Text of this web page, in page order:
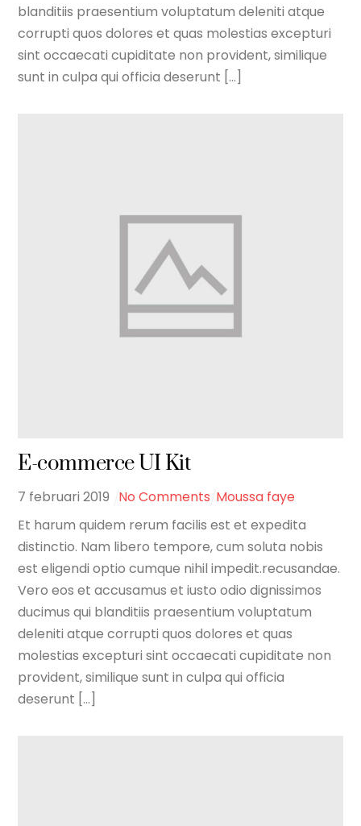
blanditiis praesentium voluptatum deleniti atque
corrupti quos dolores et quas molestias excepturi
sint occaecati cupiditate non provident, similique
sunt in culpa qui officia deserunt [...]
E-commerce UI Kit
7 februari 2019 No Comments Moussa faye
Et harum quidem rerum facilis est et expedita
distinctio. Nam libero tempore, cum soluta nobis
est eligendi optio cumque nihil impedit.recusandae.
Vero eos et accusamus et iusto odio dignissimos
ducimus qui blanditiis praesentium voluptatum
deleniti atque corrupti quos dolores et quas
molestias excepturi sint occaecati cupiditate non
provident, similique sunt in culpa qui officia
deserunt [...]